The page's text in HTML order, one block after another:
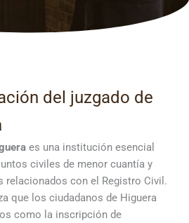
del juzgado de
es una institución esencial
civiles de menor cuantía y
con el Registro Civil.
que los ciudadanos de Higuera
como la inscripción de